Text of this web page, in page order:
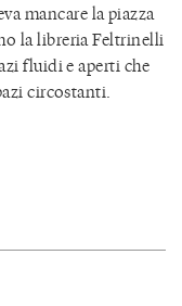
mancare la piazza
la libreria Feltrinelli
fluidi e aperti che
circostanti.